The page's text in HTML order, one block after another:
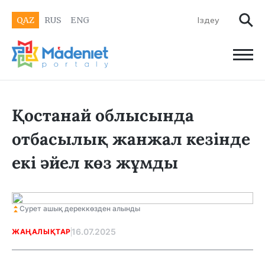
QAZ RUS ENG
Қостанай облысында
отбасылық жанжал кезінде
екі әйел көз жұмды
Сурет ашық дереккөзден алынды
ЖАҢАЛЫҚТАР 16.07.2025